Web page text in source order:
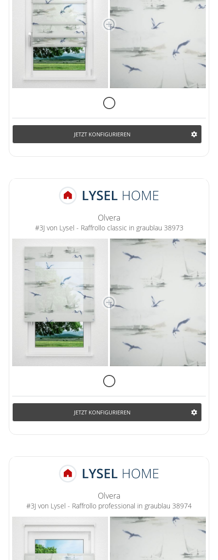
JETZT KONFIGURIEREN
Olvera
#3J von Lysel - Raffrollo classic in graublau 38973
JETZT KONFIGURIEREN
Olvera
#3J von Lysel - Raffrollo professional in graublau 38974